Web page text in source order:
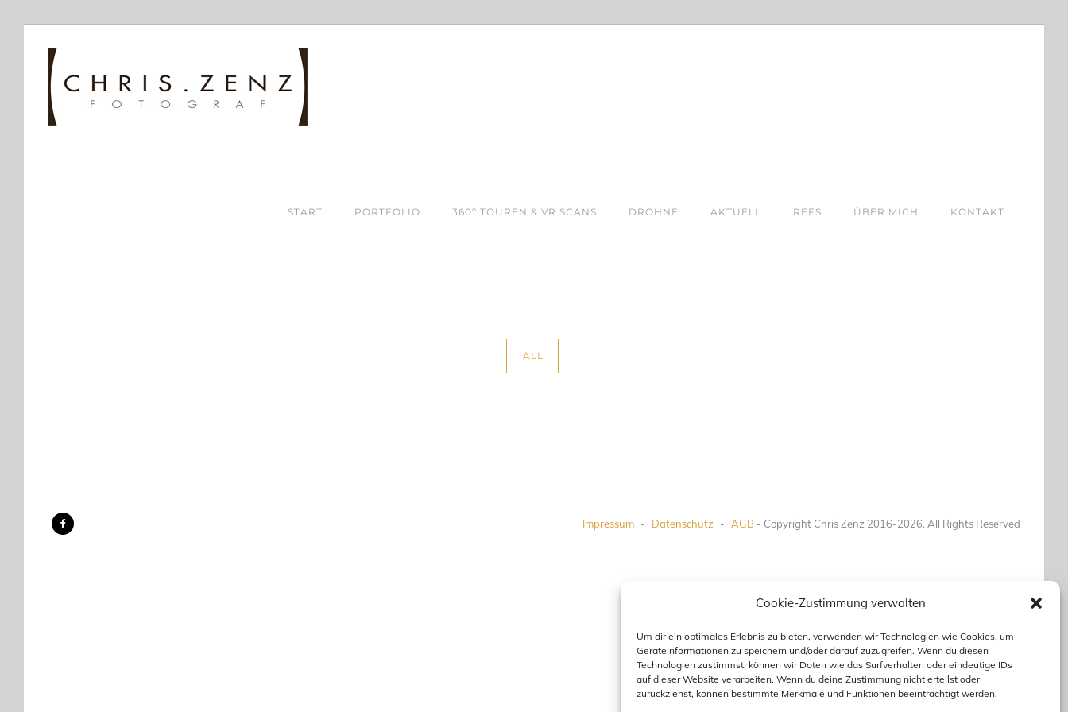
Cookie-Zustimmung verwalten
Um dir ein optimales Erlebnis zu bieten, verwenden wir Technologien wie Cookies, um
Geräteinformationen zu speichern und/oder darauf zuzugreifen. Wenn du diesen
Technologien zustimmst, können wir Daten wie das Surfverhalten oder eindeutige IDs
auf dieser Website verarbeiten. Wenn du deine Zustimmung nicht erteilst oder
zurückziehst, können bestimmte Merkmale und Funktionen beeinträchtigt werden.
START PORTFOLIO 360º TOUREN & VR SCANS DROHNE AKTUELL REFS ÜBER MICH KONTAKT
ALL
Impressum - Datenschutz - AGB - Copyright Chris Zenz 2016-2026. All Rights Reserved